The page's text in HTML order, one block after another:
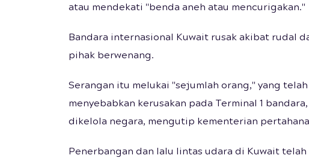
atau mendekati "benda aneh atau mencurigakan."
Bandara internasional Kuwait rusak akibat rudal
pihak berwenang.
Serangan itu melukai "sejumlah orang," yang
menyebabkan kerusakan pada Terminal 1
dikelola negara, mengutip kementerian
Penerbangan dan lalu lintas udara di Kuwait